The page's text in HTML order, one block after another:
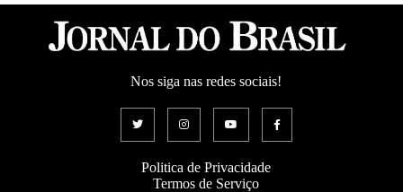
Nos siga nas redes sociais!
Politica de Privacidade
Termos de Serviço